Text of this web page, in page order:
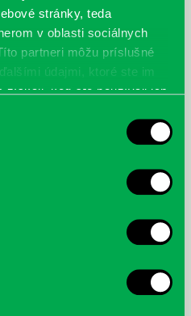
stránky, teda
v oblasti sociálnych
partneri môžu príslušné
údajmi, ktoré ste im
získali, keď ste používali ich